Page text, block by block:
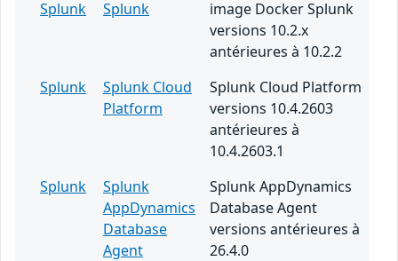
Splunk
Splunk
image Docker Splunk
versions 10.2.x
antérieures à 10.2.2
Splunk
Splunk Cloud
Platform
Splunk Cloud Platform
versions 10.4.2603
antérieures à
10.4.2603.1
Splunk
Splunk
AppDynamics
Database
Agent
Splunk AppDynamics
Database Agent
versions antérieures à
26.4.0